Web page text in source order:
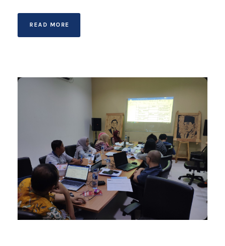
READ MORE